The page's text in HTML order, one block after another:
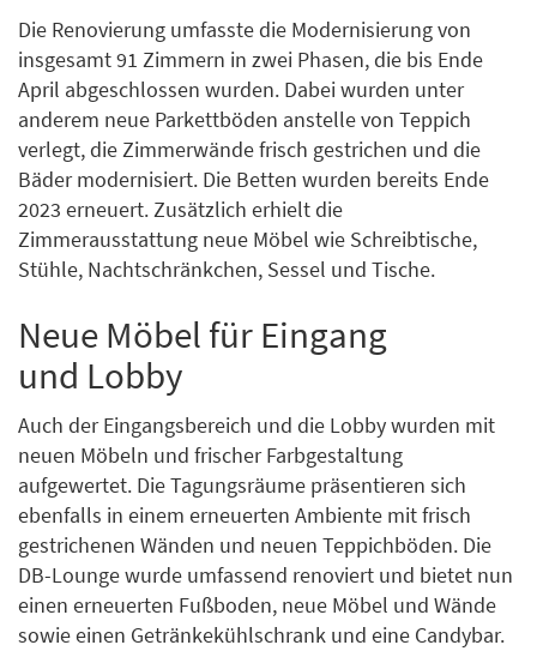
Die Renovierung umfasste die Modernisierung von
insgesamt 91 Zimmern in zwei Phasen, die bis Ende
April abgeschlossen wurden. Dabei wurden unter
anderem neue Parkettböden anstelle von Teppich
verlegt, die Zimmerwände frisch gestrichen und die
Bäder modernisiert. Die Betten wurden bereits Ende
2023 erneuert. Zusätzlich erhielt die
Zimmerausstattung neue Möbel wie Schreibtische,
Stühle, Nachtschränkchen, Sessel und Tische.
Neue Möbel für Eingang
und Lobby
Auch der Eingangsbereich und die Lobby wurden mit
neuen Möbeln und frischer Farbgestaltung
aufgewertet. Die Tagungsräume präsentieren sich
ebenfalls in einem erneuerten Ambiente mit frisch
gestrichenen Wänden und neuen Teppichböden. Die
DB-Lounge wurde umfassend renoviert und bietet nun
einen erneuerten Fußboden, neue Möbel und Wände
sowie einen Getränkekühlschrank und eine Candybar.